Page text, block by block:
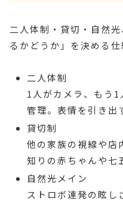
二人体制・貸切・自然
るかどうか」を決める仕
二人体制
1人がカメラ、もう
管理。表情を引き出
貸切制
他の家族の視線や店
知りの赤ちゃんや七
自然光メイン
ストロボ連発の眩し